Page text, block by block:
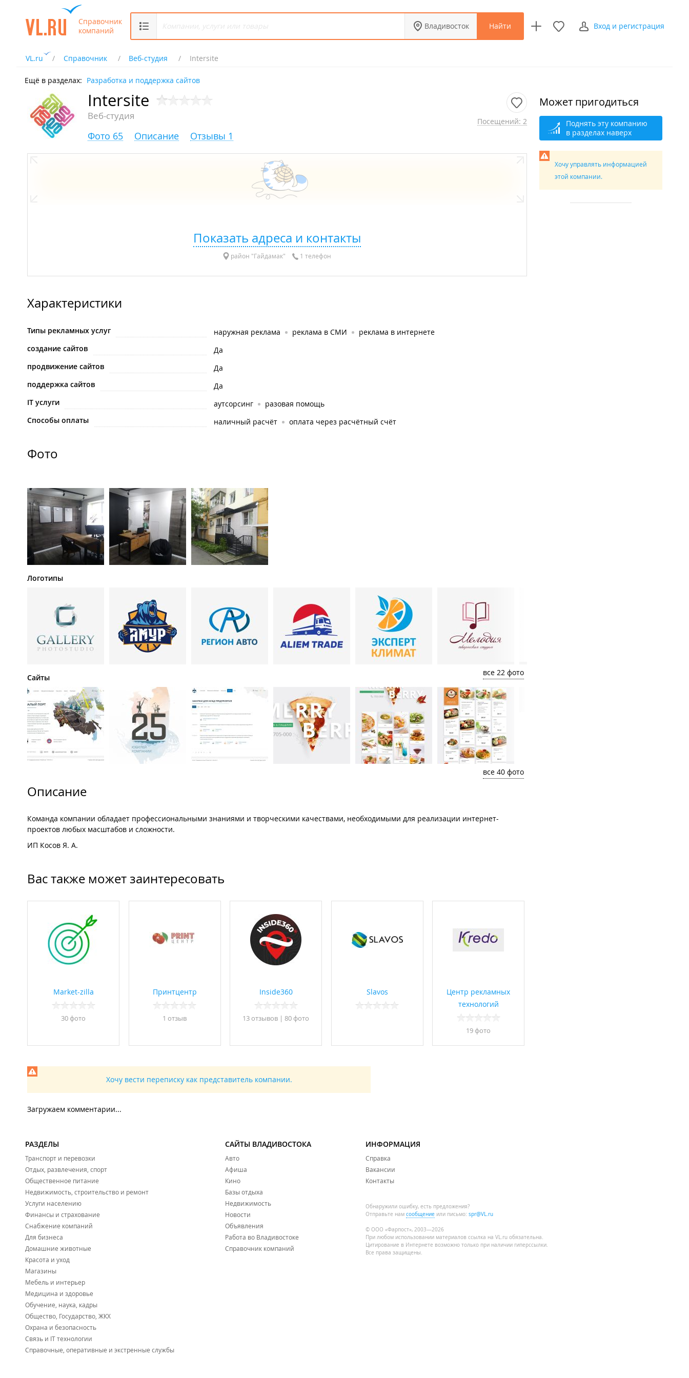
Справочник
компаний
Владивосток Найти Вход и регистрация
VL.ru Справочник Веб-студия Intersite
Ещё в разделах: Разработка и поддержка сайтов
Intersite
Веб-студия Посещений: 2
Фото 65 Описание Отзывы 1
Показать адреса и контакты
район "Гайдамак" 1 телефон
Характеристики
Типы рекламных услуг наружная реклама реклама в СМИ
реклама в интернете
создание сайтов
Да
продвижение сайтов
Да
поддержка сайтов
Да
IT услуги
аутсорсинг
разовая помощь
Способы оплаты
наличный расчёт оплата через расчётный счёт
Фото
Логотипы
все 22 фото
Сайты
все 40 фото
Описание
Команда компании обладает профессиональными знаниями и творческими качествами, необходимыми для реализации интернет-
проектов любых масштабов и сложности.
ИП Косов Я. А.
Вас также может заинтересовать
Market-zilla
30 фото
Принтцентр
1 отзыв
Inside360
13 отзывов | 80 фото
Slavos
Центр рекламных
технологий
19 фото
Хочу вести переписку как представитель компании.
Загружаем комментарии...
Может пригодиться
Поднять эту компанию
в разделах наверх
Хочу управлять информацией
этой компании.
РАЗДЕЛЫ
Транспорт и перевозки
Отдых, развлечения, спорт
Общественное питание
Недвижимость, строительство и ремонт
Услуги населению
Финансы и страхование
Снабжение компаний
Для бизнеса
Домашние животные
Красота и уход
Магазины
Мебель и интерьер
Медицина и здоровье
Обучение, наука, кадры
Общество, Государство, ЖКХ
Охрана и безопасность
Связь и IT технологии
Справочные, оперативные и экстренные службы
САЙТЫ ВЛАДИВОСТОКА
Авто
Афиша
Кино
Базы отдыха
Недвижимость
Новости
Объявления
Работа во Владивостоке
Справочник компаний
ИНФОРМАЦИЯ
Справка
Вакансии
Контакты
Обнаружили ошибку, есть предложения?
Отправьте нам сообщение или письмо: spr@VL.ru
© ООО «Фарпост», 2003—2026
При любом использовании материалов ссылка на VL.ru обязательна.
Цитирование в Интернете возможно только при наличии гиперссылки.
Все права защищены.